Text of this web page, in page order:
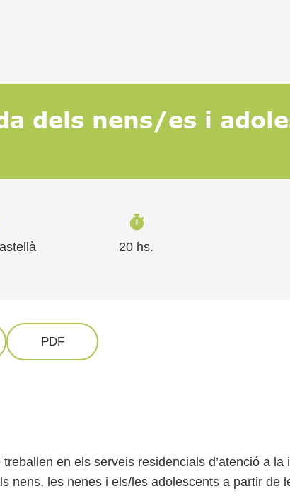
dels nens/es i
20 hs.
PDF
en els serveis residencials d’atenció a la
nens, les nenes i els/les adolescents a partir de